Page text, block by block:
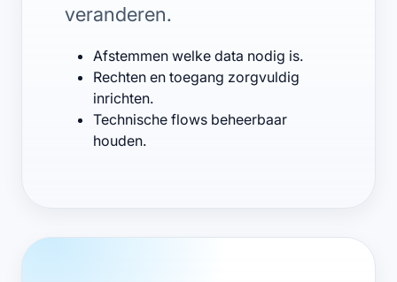
veranderen.
Afstemmen welke data nodig is.
Rechten en toegang zorgvuldig
inrichten.
Technische flows beheerbaar
houden.